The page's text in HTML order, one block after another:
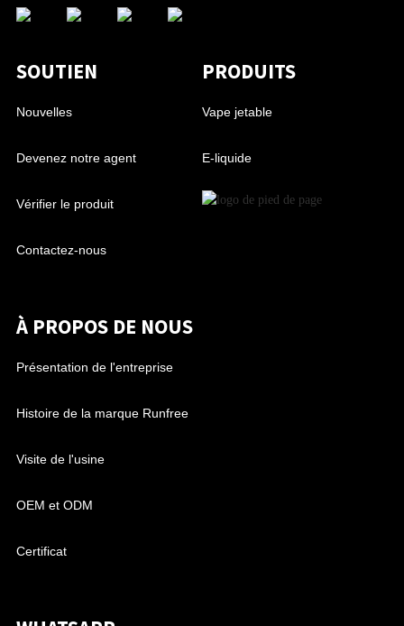
SOUTIEN
Nouvelles
Devenez notre agent
Vérifier le produit
Contactez-nous
PRODUITS
Vape jetable
E-liquide
À PROPOS DE NOUS
Présentation de l'entreprise
Histoire de la marque Runfree
Visite de l'usine
OEM et ODM
Certificat